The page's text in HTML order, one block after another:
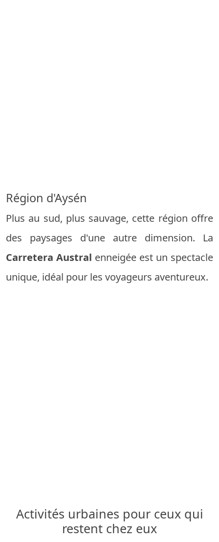
Région d'Aysén
Plus au sud, plus sauvage, cette région offre
des paysages d'une autre dimension. La
Carretera Austral enneigée est un spectacle
unique, idéal pour les voyageurs aventureux.
Activités urbaines pour ceux qui
restent chez eux